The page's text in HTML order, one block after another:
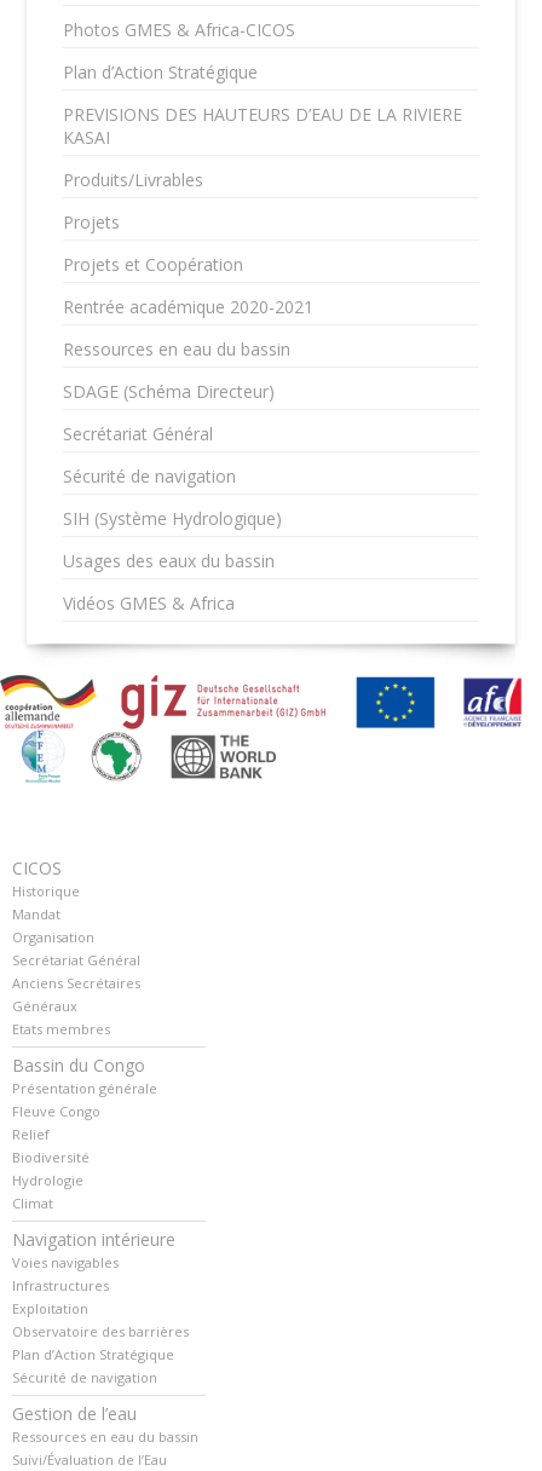
Photos GMES & Africa-CICOS
Plan d’Action Stratégique
PREVISIONS DES HAUTEURS D’EAU DE LA RIVIERE
KASAI
Produits/Livrables
Projets
Projets et Coopération
Rentrée académique 2020-2021
Ressources en eau du bassin
SDAGE (Schéma Directeur)
Secrétariat Général
Sécurité de navigation
SIH (Système Hydrologique)
Usages des eaux du bassin
Vidéos GMES & Africa
CICOS
Historique
Mandat
Organisation
Secrétariat Général
Anciens Secrétaires
Généraux
Etats membres
Bassin du Congo
Présentation générale
Fleuve Congo
Relief
Biodiversité
Hydrologie
Climat
Navigation intérieure
Voies navigables
Infrastructures
Exploitation
Observatoire des barrières
Plan d’Action Stratégique
Sécurité de navigation
Gestion de l’eau
Ressources en eau du bassin
Suivi/Évaluation de l’Eau